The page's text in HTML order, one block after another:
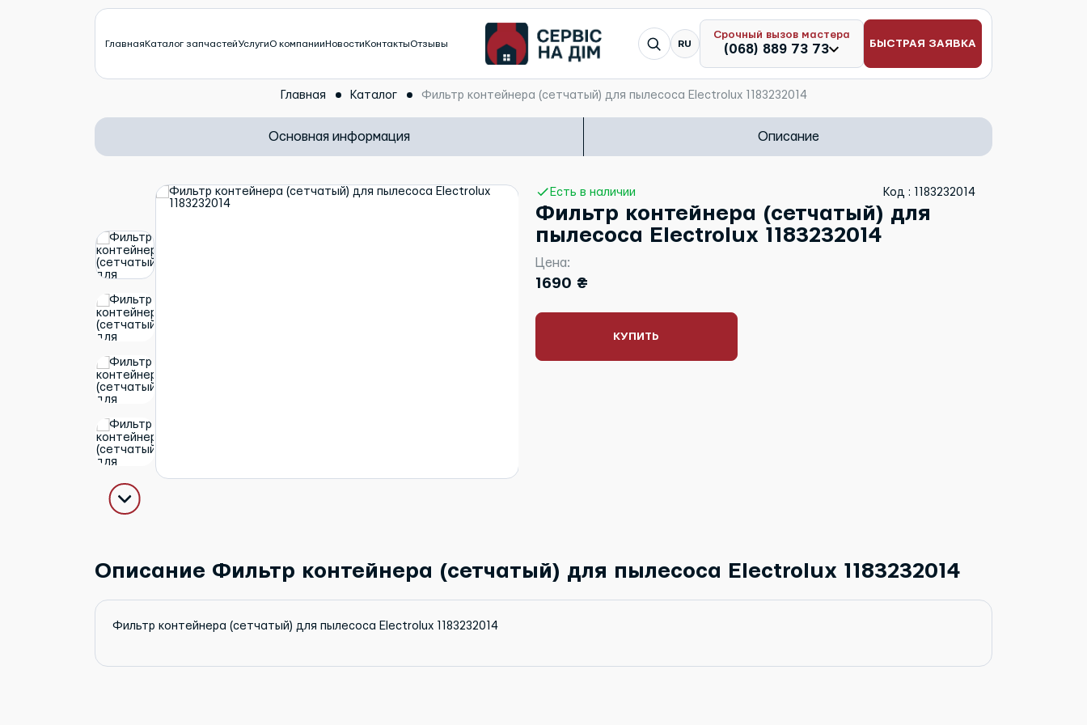
ГлавнаяКаталог запчастейУслугиО компанииНовостиКонтактыОтзывы Я ищу...RU
Срочный вызов мастера
(068) 889 73 73 БЫСТРАЯ ЗАЯВКА
Главная Каталог Фильтр контейнера (сетчатый) для пылесоса Electrolux 1183232014
Основная информация Описание
Есть в наличии Код : 1183232014
Фильтр контейнера (сетчатый) для
пылесоса Electrolux 1183232014
Цена:
1690 ₴
КУПИТЬ
Описание Фильтр контейнера (сетчатый) для пылесоса Electrolux 1183232014
Фильтр контейнера (сетчатый) для пылесоса Electrolux 1183232014